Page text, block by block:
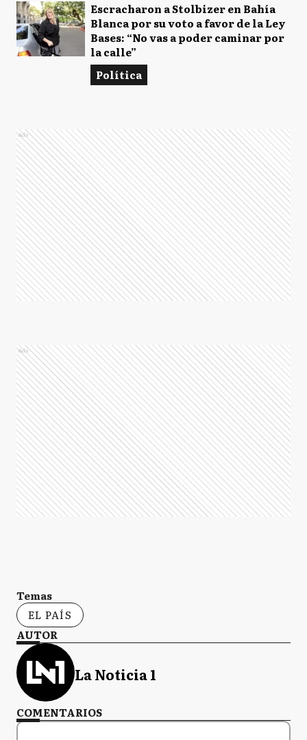
Escracharon a Stolbizer en Bahía
Blanca por su voto a favor de la Ley
Bases: “No vas a poder caminar por
la calle”
Política
Ads
Ads
Temas
EL PAÍS
AUTOR
La Noticia 1
COMENTARIOS